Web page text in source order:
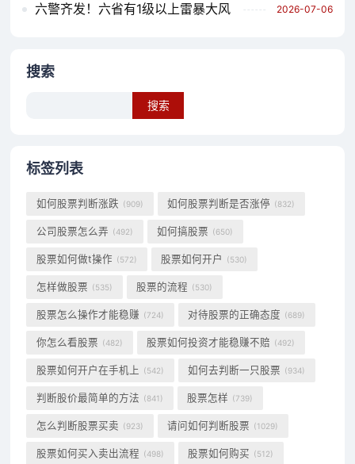
六警齐发！六省有1级以上雷暴大风 2026-07-06
搜索
标签列表
如何股票判断涨跌 (909) 如何股票判断是否涨停 (832)
公司股票怎么弄 (492) 如何搞股票 (650)
股票如何做t操作 (572) 股票如何开户 (530)
怎样做股票 (535) 股票的流程 (530)
股票怎么操作才能稳赚 (724) 对待股票的正确态度 (689)
你怎么看股票 (482) 股票如何投资才能稳赚不赔 (492)
股票如何开户在手机上 (542) 如何去判断一只股票 (934)
判断股价最简单的方法 (841) 股票怎样 (739)
怎么判断股票买卖 (923) 请问如何判断股票 (1029)
股票如何买入卖出流程 (498) 股票如何购买 (512)